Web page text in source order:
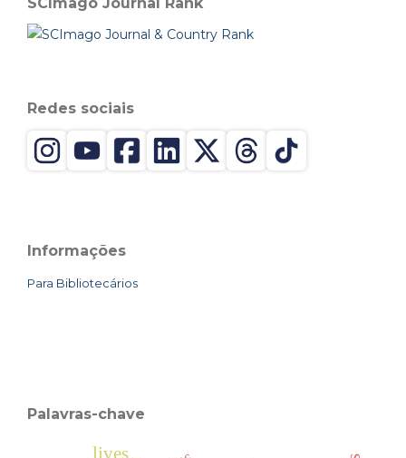
Redes sociais
Informações
Para Bibliotecários
Palavras-chave
lives